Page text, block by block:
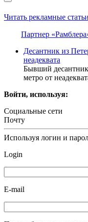
Читать рекламные
Партнер
Десантник из
неадеквата
Бывший
метро от
Войти, используя:
Социальные сети
Почту
Используя логин и
Login
E-mail